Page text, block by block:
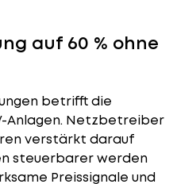
auf 60 % ohne
betrifft die
Anlagen. Netzbetreiber
verstärkt darauf
steuerbarer werden
Preissignale und